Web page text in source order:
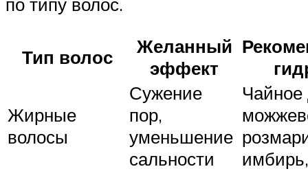
Тип волос
Желанный
эффект
Жирные
волосы
Сужение
пор,
уменьшение
сальности
Чайное